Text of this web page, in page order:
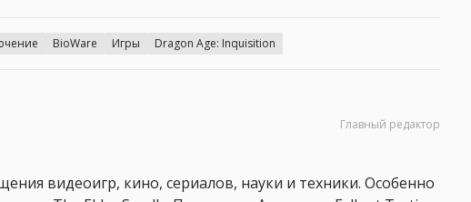
BioWare Игры Dragon Age: Inquisition
Главный редактор
видеоигр, кино, сериалов, науки и техники. Особенно